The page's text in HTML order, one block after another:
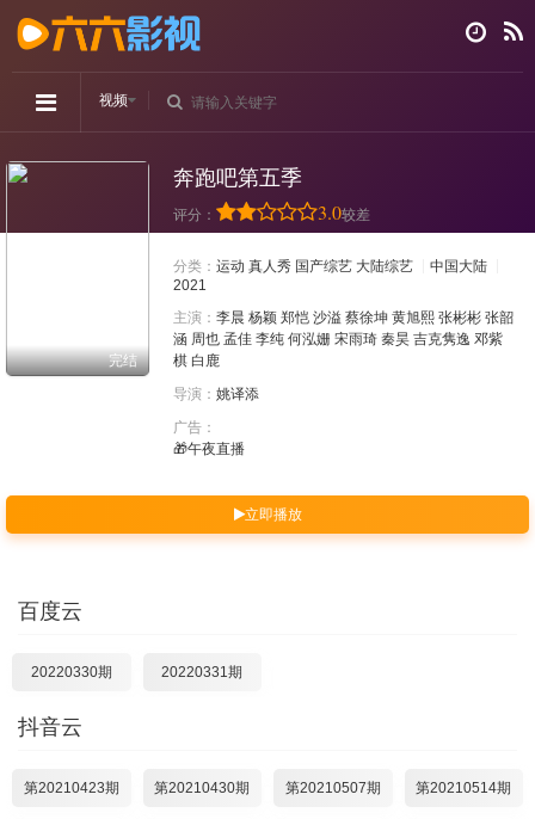
视频
完结
奔跑吧第五季
评分： 3.0较差
分类： 运动 真人秀 国产综艺 大陆综艺
中国大陆
2021
主演： 李晨 杨颖 郑恺 沙溢 蔡徐坤 黄旭熙 张彬彬 张韶
涵 周也 孟佳 李纯 何泓姗 宋雨琦 秦昊 吉克隽逸 邓紫
棋 白鹿
导演： 姚译添
广告：
🎁午夜直播
立即播放
百度云
20220330期 20220331期
抖音云
第20210423期 第20210430期 第20210507期 第20210514期